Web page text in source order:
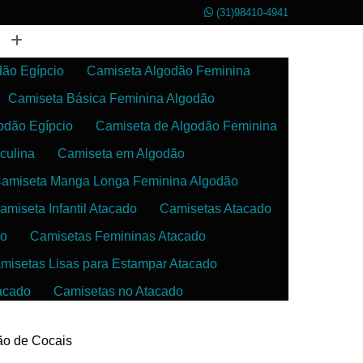
(31)98410-4941
Egípcio
Camiseta Algodão Feminina
Camiseta Básica Feminina Algodão
Egípcio
Camiseta de Algodão Feminina
Camiseta em Algodão
Manga Longa Feminina Algodão
Infantil Atacado
Camisetas Atacado
Camisetas Femininas Atacado
Lisas para Estampar Atacado
Camisetas no Atacado
Confecção de Roupas
de Cocais